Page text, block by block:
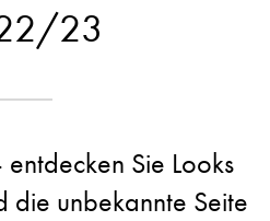
23
entdecken Sie Looks
die unbekannte Seite